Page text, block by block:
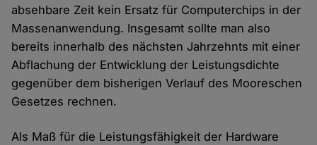
absehbare Zeit kein Ersatz für Computerchips in der
Massenanwendung. Insgesamt sollte man also
bereits innerhalb des nächsten Jahrzehnts mit einer
Abflachung der Entwicklung der Leistungsdichte
gegenüber dem bisherigen Verlauf des Mooreschen
Gesetzes rechnen.
Als Maß für die Leistungsfähigkeit der Hardware